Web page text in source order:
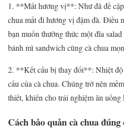
1. **Mất hương vị**: Như đã đề
chua mất đi hương vị đậm đà. Điều
bạn muốn thưởng thức một đĩa
bánh mì sandwich cùng cà chua
2. **Kết cấu bị thay đổi**: Nhiệt độ
cấu của cà chua. Chúng trở nên
thiết, khiến cho trải nghiệm ăn uống
Cách bảo quản cà chua đúng